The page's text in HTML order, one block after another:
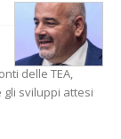
delle TEA,
gli sviluppi attesi